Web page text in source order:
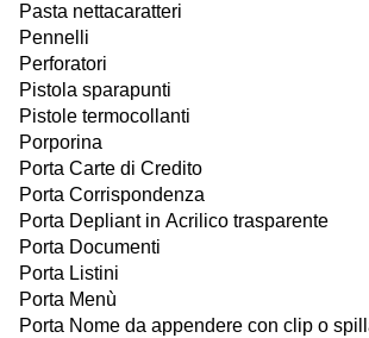
Pasta nettacaratteri
Pennelli
Perforatori
Pistola sparapunti
Pistole termocollanti
Porporina
Porta Carte di Credito
Porta Corrispondenza
Porta Depliant in Acrilico trasparente
Porta Documenti
Porta Listini
Porta Menù
Porta Nome da appendere con clip o